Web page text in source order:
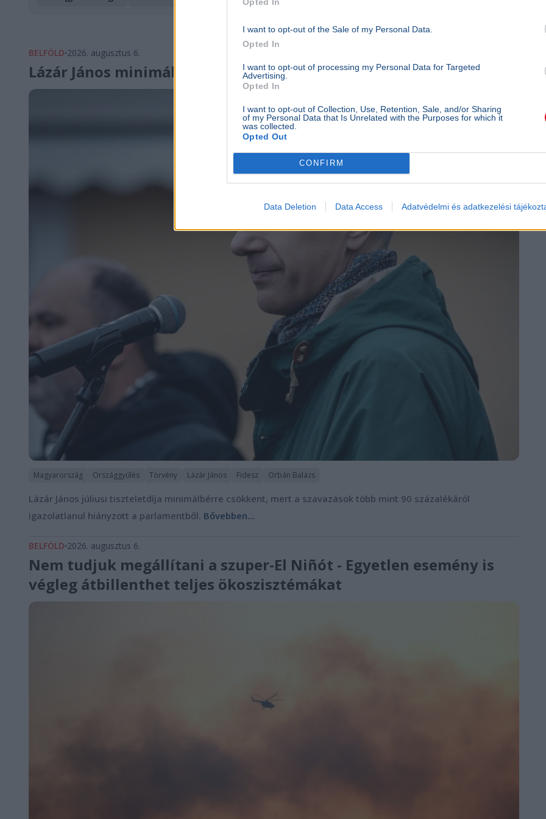
I want to opt-out of the Sale of my Personal Data.
Opted In
I want to opt-out of processing my Personal Data for Targeted
Advertising.
Opted In
I want to opt-out of Collection, Use, Retention, Sale, and/or Sharing
of my Personal Data that Is Unrelated with the Purposes for which it
was collected.
Opted Out
CONFIRM
Data Deletion Data Access Adatvédelmi és adatkezelési
BELFÖLD 2026. augusztus 6.
Lázár János minimálbért kapott
Magyarország Országgyűlés Törvény Lázár János Fidesz Orbán Balázs
Lázár János júliusi tiszteletdíja minimálbérre csökkent, mert a szavazások több mint 90 százalékáról
igazolatlanul hiányzott a parlamentből. Bővebben...
BELFÖLD 2026. augusztus 6.
Nem tudjuk megállítani a szuper-El Niñót - Egyetlen esemény is
végleg átbillenthet teljes ökoszisztémákat